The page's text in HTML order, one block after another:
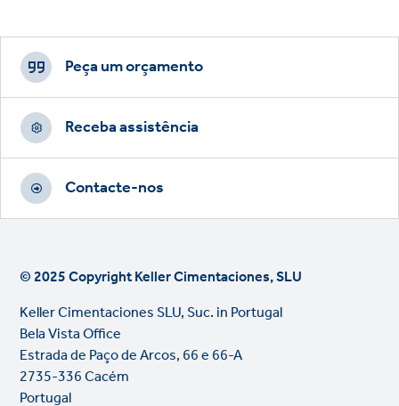
Footer
CTAs
Peça um orçamento
Receba assistência
Contacte-nos
© 2025 Copyright Keller Cimentaciones, SLU
Keller Cimentaciones SLU, Suc. in Portugal
Bela Vista Office
Estrada de Paço de Arcos, 66 e 66-A
2735-336 Cacém
Portugal